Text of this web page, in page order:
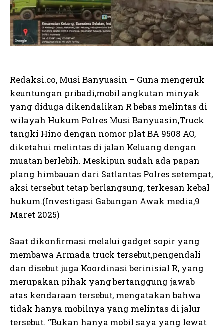
Redaksi.co, Musi Banyuasin – Guna mengeruk
keuntungan pribadi,mobil angkutan minyak
yang diduga dikendalikan R bebas melintas di
wilayah Hukum Polres Musi Banyuasin,Truck
tangki Hino dengan nomor plat BA 9508 AO,
diketahui melintas di jalan Keluang dengan
muatan berlebih. Meskipun sudah ada papan
plang himbauan dari Satlantas Polres setempat,
aksi tersebut tetap berlangsung, terkesan kebal
hukum.(Investigasi Gabungan Awak media,9
Maret 2025)
Saat dikonfirmasi melalui gadget sopir yang
membawa Armada truck tersebut,pengendali
dan disebut juga Koordinasi berinisial R, yang
merupakan pihak yang bertanggung jawab
atas kendaraan tersebut, mengatakan bahwa
tidak hanya mobilnya yang melintas di jalur
tersebut. “Bukan hanya mobil saya yang lewat